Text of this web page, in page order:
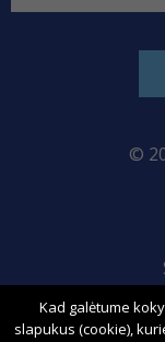
©
Kad galėtume
slapukus (cookie),